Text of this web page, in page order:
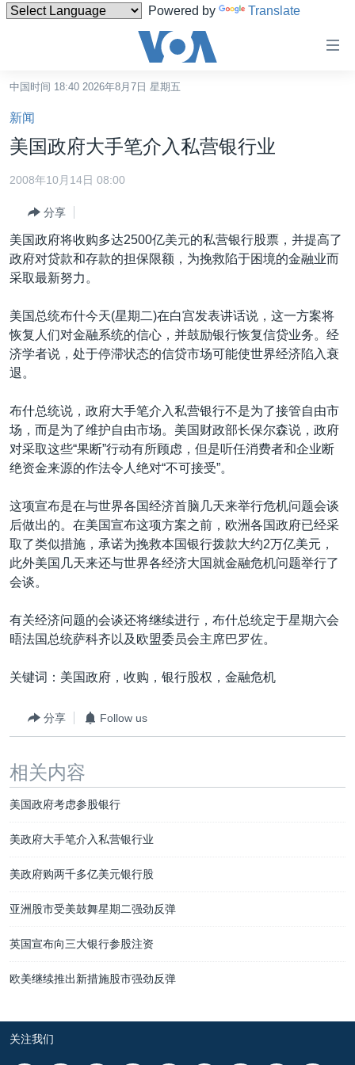
Powered by Translate
碍
链
接
跳
转
容
跳
转
导
航
跳
转
索
港澳
国际
最新国际新闻
中东
欧洲
美洲
全球议题
分类新闻
人权·法律·宗教
科教·文娱·体健
劳工
环境
热点专题
白宫要闻
美中关系
美国建国250周年
埃博拉疫情
美国之音专访
重要讲话与声明
台海两岸关系
南中国海争端
关注西藏
关注新疆
GEN Z 看美国
VOA视频
中文广播
关注我们
其他语言网站
中国时间 18:40 2026年8月7日 星期五
新闻
美国政府大手笔介入私营银行业
2008年10月14日 08:00
分享
美国政府将收购多达2500亿美元的私营银行股票，并提高了
政府对贷款和存款的担保限额，为挽救陷于困境的金融业而
采取最新努力。
美国总统布什今天(星期二)在白宫发表讲话说，这一方案将
恢复人们对金融系统的信心，并鼓励银行恢复信贷业务。经
济学者说，处于停滞状态的信贷市场可能使世界经济陷入衰
退。
布什总统说，政府大手笔介入私营银行不是为了接管自由市
场，而是为了维护自由市场。美国财政部长保尔森说，政府
对采取这些“果断”行动有所顾虑，但是听任消费者和企业断
绝资金来源的作法令人绝对“不可接受”。
这项宣布是在与世界各国经济首脑几天来举行危机问题会谈
后做出的。在美国宣布这项方案之前，欧洲各国政府已经采
取了类似措施，承诺为挽救本国银行拨款大约2万亿美元，
此外美国几天来还与世界各经济大国就金融危机问题举行了
会谈。
有关经济问题的会谈还将继续进行，布什总统定于星期六会
晤法国总统萨科齐以及欧盟委员会主席巴罗佐。
关键词：美国政府，收购，银行股权，金融危机
分享 Follow us
相关内容
美国政府考虑参股银行
美政府大手笔介入私营银行业
美政府购两千多亿美元银行股
亚洲股市受美鼓舞星期二强劲反弹
英国宣布向三大银行参股注资
欧美继续推出新措施股市强劲反弹
关注我们